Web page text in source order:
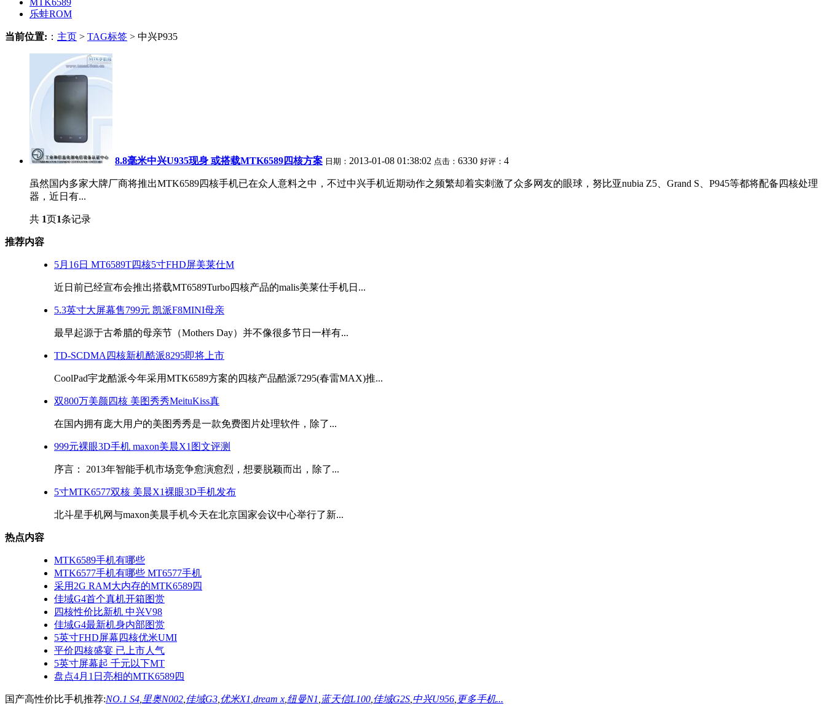
MTK6589
乐蛙ROM
当前位置: ： 主页 > TAG标签 > 中兴P935
8.8毫米中兴U935现身 或搭载MTK6589四核方案 日期： 2013-01-08 01:38:02 点击： 6330 好评： 4
虽然国内多家大牌厂商将推出MTK6589四核手机已在众人意料之中，不过中兴手机近期动作之频繁却着实刺激了众多网友的眼球，努比亚nubia Z5、Grand S、P945等都将配备四核处理
器，近日有...
共 1页1条记录
推荐内容
5月16日 MT6589T四核5寸FHD屏美莱仕M
近日前已经宣布会推出搭载MT6589Turbo四核产品的malis美莱仕手机日...
5.3英寸大屏幕售799元 凯派F8MINI母亲
最早起源于古希腊的母亲节（Mothers Day）并不像很多节日一样有...
TD-SCDMA四核新机酷派8295即将上市
CoolPad宇龙酷派今年采用MTK6589方案的四核产品酷派7295(春雷MAX)推...
双800万美颜四核 美图秀秀MeituKiss真
在国内拥有庞大用户的美图秀秀是一款免费图片处理软件，除了...
999元裸眼3D手机 maxon美晨X1图文评测
序言： 2013年智能手机市场竞争愈演愈烈，想要脱颖而出，除了...
5寸MTK6577双核 美晨X1裸眼3D手机发布
北斗星手机网与maxon美晨手机今天在北京国家会议中心举行了新...
热点内容
MTK6589手机有哪些
MTK6577手机有哪些 MT6577手机
采用2G RAM大内存的MTK6589四
佳域G4首个真机开箱图赏
四核性价比新机 中兴V98
佳域G4最新机身内部图赏
5英寸FHD屏幕四核优米UMI
平价四核盛宴 已上市人气
5英寸屏幕起 千元以下MT
盘点4月1日亮相的MTK6589四
国产高性价比手机推荐:NO.1 S4 里奥N002 佳域G3 优米X1 dream x 纽曼N1 蓝天信L100 佳域G2S 中兴U956 更多手机...